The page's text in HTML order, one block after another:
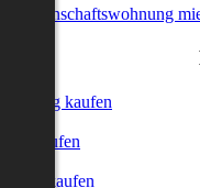
kaufen
kaufen
kaufen